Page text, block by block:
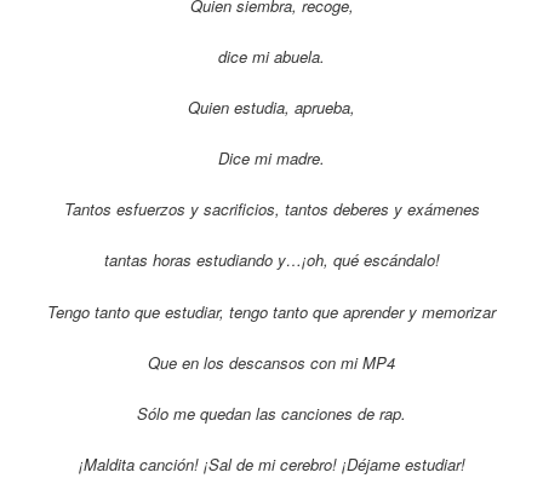
Quien siembra, recoge,
dice mi abuela.
Quien estudia, aprueba,
Dice mi madre.
Tantos esfuerzos y sacrificios, tantos deberes y exámenes
tantas horas estudiando y…¡oh, qué escándalo!
Tengo tanto que estudiar, tengo tanto que aprender y memorizar
Que en los descansos con mi MP4
Sólo me quedan las canciones de rap.
¡Maldita canción! ¡Sal de mi cerebro! ¡Déjame estudiar!